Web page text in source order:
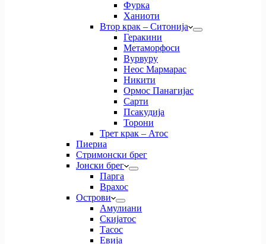
Фурка
Ханиоти
Втор крак – Ситонија
Геракини
Метаморфоси
Вурвуру
Неос Мармарас
Никити
Ормос Панагијас
Сарти
Псакудија
Торони
Трет крак – Атос
Пиериа
Стримонски брег
Јонски брег
Парга
Врахос
Острови
Амулиани
Скијатос
Тасос
Евија